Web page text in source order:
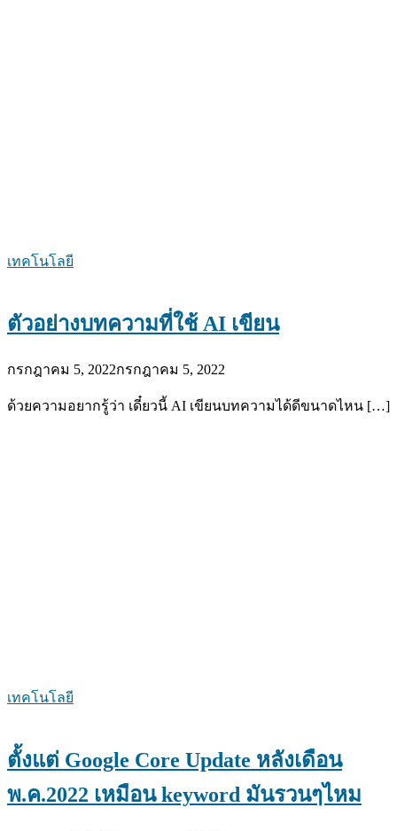
เทคโนโลยี
ตัวอย่างบทความที่ใช้ AI เขียน
กรกฎาคม 5, 2022กรกฎาคม 5, 2022
ด้วยความอยากรู้ว่า เดี๋ยวนี้ AI เขียนบทความได้ดีขนาดไหน […]
เทคโนโลยี
ตั้งแต่ Google Core Update หลังเดือน
พ.ค.2022 เหมือน keyword มันรวนๆไหม